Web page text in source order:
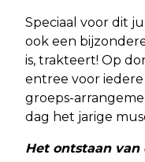
Speciaal voor dit
ook een
is, trakteert! Op
entree voor
groeps-
dag het jarige
Het ontstaan